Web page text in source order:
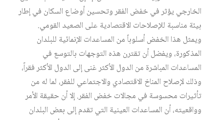
الخارجي يؤثر في خفض الفقر وتحسين أوضاع السكان في إطار
بيئة مناسبة للإصلاحات الاقتصادية على الصعيد القومي.
ويمثل هذا الخفض أسلوباً من المساعدات الإنمائية للبلدان
المذكورة، ويفضل أن تقترن هذه التوجهات بالتوسع في
المساعدات المباشرة من الدول الأكثر غنى إلى الدول الأكثر فقراً،
وذلك لإصلاح المناخ الاقتصادي والاجتماعي للفقر، لما له من
تأثيرات محسوسة في مجالات خفض الفقر. إلا أن حقيقة الأمر
وواقعيته، أن المساعدات العينية التي تقدم إلى بعض البلدان